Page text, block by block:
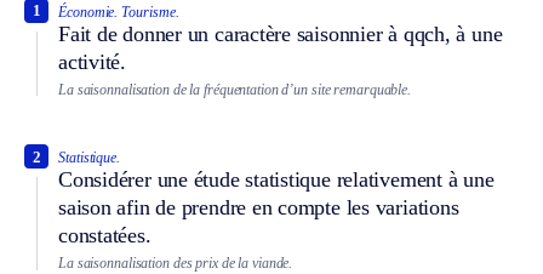
Économie. Tourisme.
Fait de donner un caractère saisonnier à qqch, à une
activité.
1
La saisonnalisation de la fréquentation d’un site remarquable.
Statistique.
Considérer une étude statistique relativement à une
saison afin de prendre en compte les variations
constatées.
2
La saisonnalisation des prix de la viande.